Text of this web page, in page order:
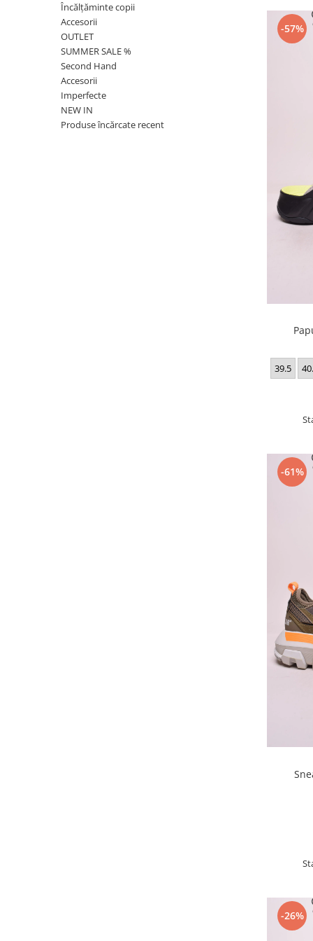
Încălțăminte copii
Accesorii
OUTLET
SUMMER SALE %
Second Hand
Accesorii
Imperfecte
NEW IN
Produse încărcate recent
-57%
39.5
-61%
-26%